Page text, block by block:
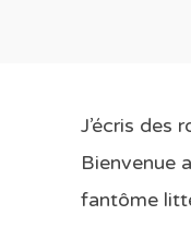
J’écris des
Bienvenue
fantôme